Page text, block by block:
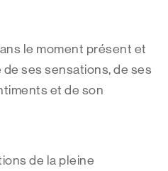
le moment présent et
ses sensations, de ses
et de son
de la pleine